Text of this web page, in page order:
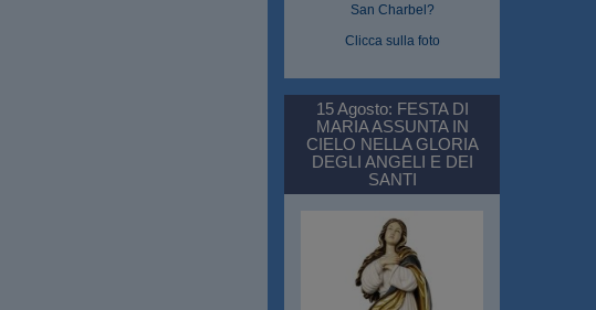
San Charbel?
Clicca sulla foto
15 Agosto: FESTA DI
MARIA ASSUNTA IN
CIELO NELLA GLORIA
DEGLI ANGELI E DEI
SANTI